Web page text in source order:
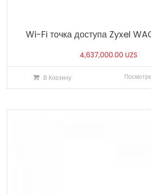
Wi-Fi точка доступа Zyxel
4,637,000.00UZS
В Корзину